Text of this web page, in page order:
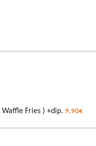
Fries ) +dip. 9,90€